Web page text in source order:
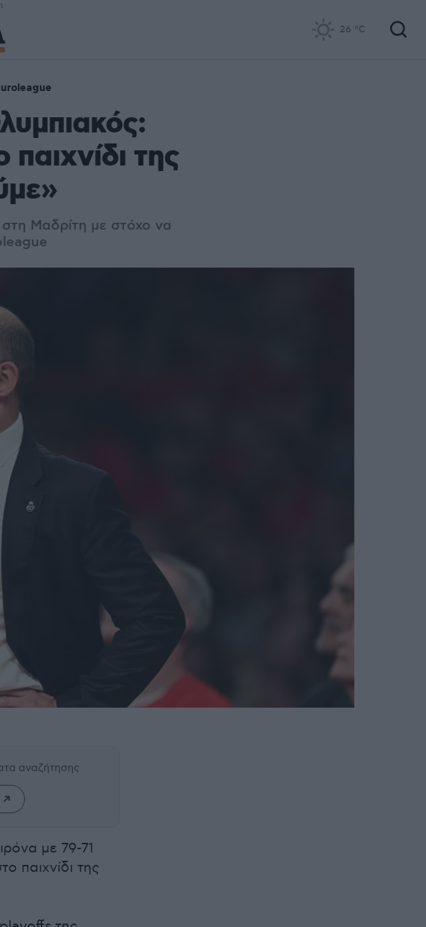
26 °C
της
Μαδρίτη με στόχο να
αναζήτησης
με 79-71
παιχνίδι της